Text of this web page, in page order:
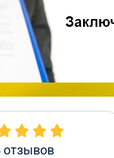
отзывов